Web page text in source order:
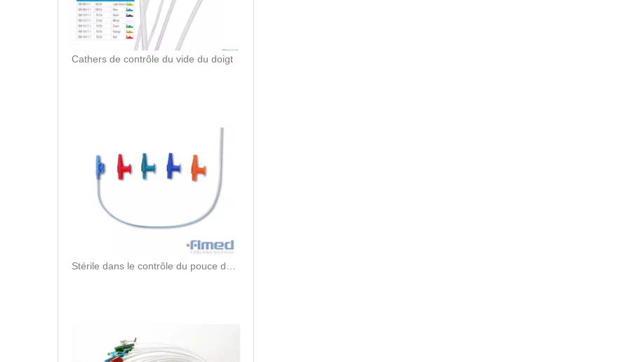
Cathers de contrôle du vide du doigt